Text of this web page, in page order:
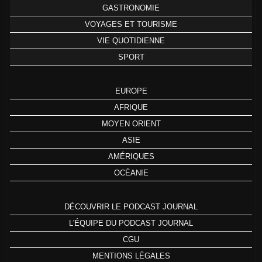
GASTRONOMIE
VOYAGES ET TOURISME
VIE QUOTIDIENNE
SPORT
EUROPE
AFRIQUE
MOYEN ORIENT
ASIE
AMÉRIQUES
OCÉANIE
DÉCOUVRIR LE PODCAST JOURNAL
L'ÉQUIPE DU PODCAST JOURNAL
CGU
MENTIONS LÉGALES